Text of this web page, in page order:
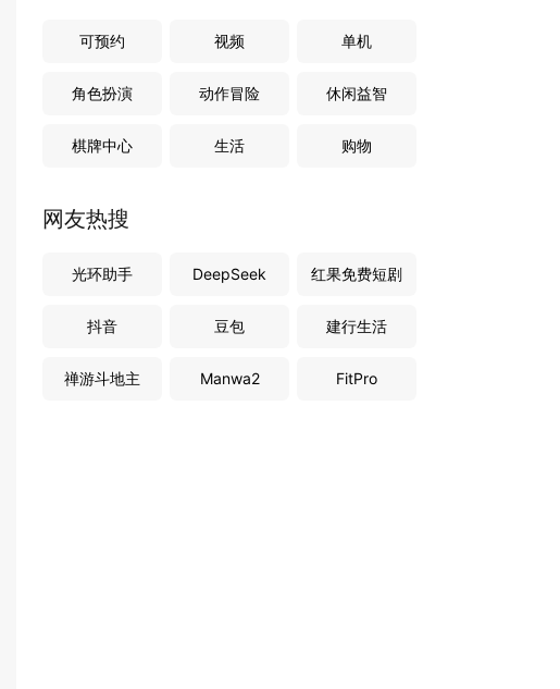
可预约 视频 单机
角色扮演 动作冒险 休闲益智
棋牌中心 生活 购物
网友热搜
光环助手 DeepSeek 红果免费短剧
抖音 豆包 建行生活
禅游斗地主 Manwa2 FitPro